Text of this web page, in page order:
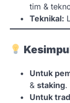
tim &
Teknikal:
Untuk
& staking.
Untuk